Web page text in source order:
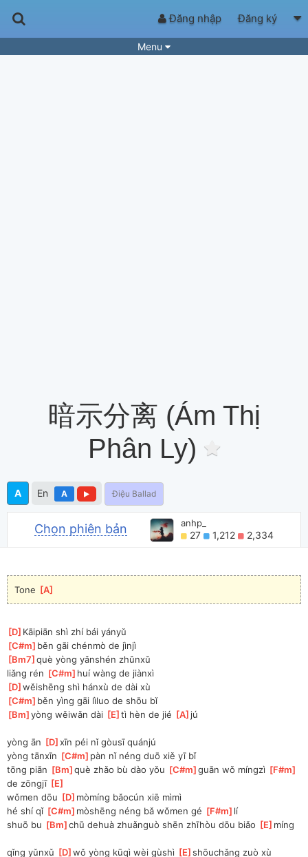
Đăng nhập Đăng ký
Menu
暗示分离 (Ám Thị
Phân Ly)
A En A Điệu Ballad
Chọn phiên bản anhp_
27 1,212 2,334
Tone [A
[D ]Kāipiān shì zhí bái yányǔ
[C#m ]běn gāi chénmò de jìnjì
[Bm7 ]
què yòng yǎnshén zhǔnxǔ
liǎng rén [C#m ]huí wàng de jiànxì
[D ]
wěishēng shì hánxù de dài xù
[C#m ]běn yìng gāi lìluo de shōu bǐ
[Bm ]
yòng wěiwǎn dài [E ]tì hèn de jié [A ]jú
yòng ān [D ]
xīn péi nǐ gòusī quánjú
yòng tānxīn [C#m ]pàn nǐ néng duō xiě yī bǐ
tōng piān [Bm ]
què zhǎo bù dào yǒu [C#m ]
guān wǒ míngzì [F#m
de zōngjī [E
wǒmen dōu [D ]mòmíng bǎocún xiē mìmì
hé shí qǐ [C#m ]mòshēng néng bǎ wǒmen gé [F#m ]lí
shuō bu [Bm ]
chū dehuà zhuǎnguò shēn zhīhòu dōu biǎo [E ]míng
qǐng yǔnxǔ [D ]
wǒ yòng kūqì wèi gùshì [E ]
shōuchǎng zuò xù